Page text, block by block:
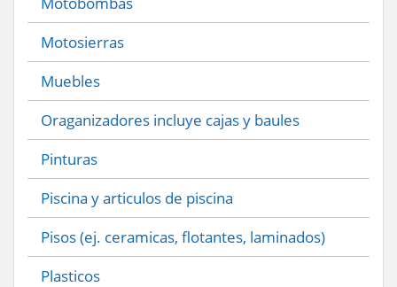
Motosierras
Muebles
Oraganizadores incluye cajas y baules
Pinturas
Piscina y articulos de piscina
Pisos (ej. ceramicas, flotantes, laminados)
Plasticos